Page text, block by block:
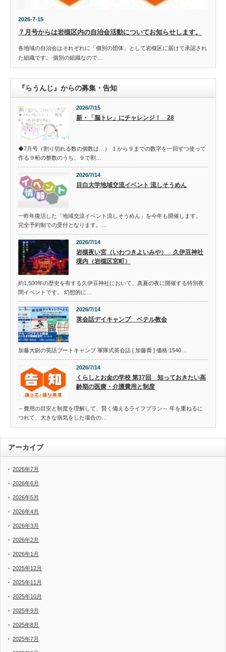
2026-7-15
７月号からは岩槻区内の自治会活動についてお知らせします。
各地域の自治会はそれぞれに「個別の団体」として岩槻区に届けて承認され
た組織です。 個別の組織なので…
『らうんじ』からの募集・告知
2026/7/15
新・「脳トレ」にチャレンジ！ 28
◆7月号（割り切れる数の個数は…） １から９までの数字を一回ずつ使って
作る９桁の整数のうち、９で割…
2026/7/14
目白大学地域交流イベント 流しそうめん
一昨年復活した「地域交流イベント流しそうめん」を今年も開催します。
完全予約制での受付となります。…
2026/7/14
岩槻夜い宮（いわつきよいみや） 久伊豆神社
境内（岩槻区宮町）
約1,500年の歴史を有する久伊豆神社において、真夏の夜に開催する特別夜
間イベントです。 幻想的に…
2026/7/14
英会話デイキャンプ ベテル教会
加藤大尉の英語ブートキャンプ 軍隊式英会話 [ 加藤喬 ] 価格:1540…
2026/7/14
くらしとお金の学校 第37回 知っておきたい高
齢期の医療・介護費用と制度
～費用の目安と制度を理解して、賢く備えるライフプラン～ 年を重ねるに
つれて、大きな病気をした場合の…
アーカイブ
2026年7月
2026年6月
2026年5月
2026年4月
2026年3月
2026年2月
2026年1月
2025年12月
2025年11月
2025年10月
2025年9月
2025年8月
2025年7月